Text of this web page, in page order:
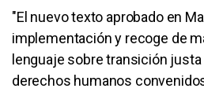
"El nuevo texto aprobado en
implementación y recoge de
lenguaje sobre transición
derechos humanos